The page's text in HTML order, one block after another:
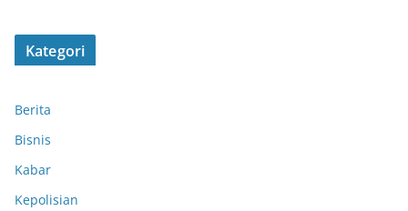
Kategori
Berita
Bisnis
Kabar
Kepolisian